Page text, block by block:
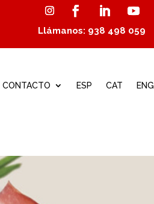
Llámanos: 938 498 059
CONTACTO ESP CAT ENG